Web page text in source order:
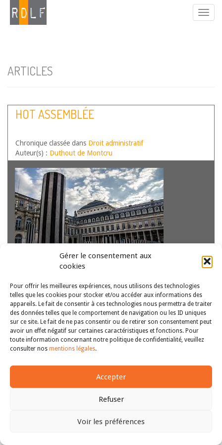
Gérer le consentement aux
cookies
Pour offrir les meilleures expériences, nous utilisons des technologies
telles que les cookies pour stocker et/ou accéder aux informations des
appareils. Le fait de consentir à ces technologies nous permettra de traiter
des données telles que le comportement de navigation ou les ID uniques
sur ce site. Le fait de ne pas consentir ou de retirer son consentement peut
avoir un effet négatif sur certaines caractéristiques et fonctions. Pour
toute information concernant notre politique de confidentialité, veuillez
consulter nos mentions légales.
Accepter
Refuser
Voir les préférences
ARTICLES
HOT ASSEMBLÉE
Chronique classée dans Droit administratif
Auteur(s) : Duthout de Montcru
Par le Pr Duthout de Montcru Le Palais-Royal fut
jusqu’au XIXe siècle un haut lieu de la prostitution
affronte depuis lors maints litiges sentant le stupre et la
fornication :…Lire la suite
Copyright © 2011-2026Revue des droits et libertés fondamentaux
| Tous droits réservés |mentions légales